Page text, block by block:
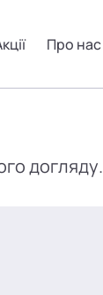
Про нас
догляду.